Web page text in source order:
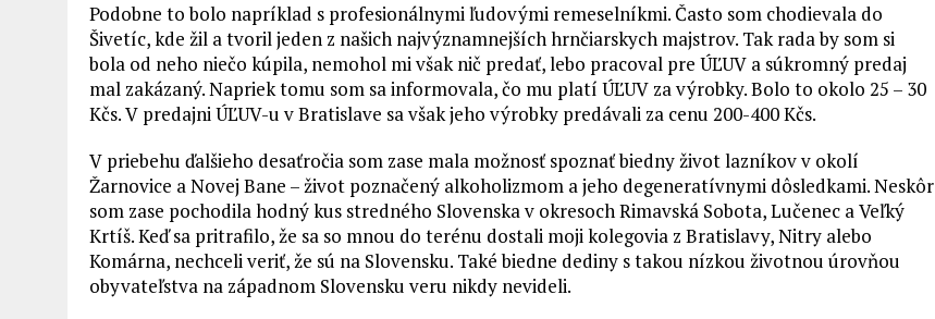
Podobne to bolo napríklad s profesionálnymi ľudovými remeselníkmi. Často som chodievala do
Šivetíc, kde žil a tvoril jeden z našich najvýznamnejších hrnčiarskych majstrov. Tak rada by som si
bola od neho niečo kúpila, nemohol mi však nič predať, lebo pracoval pre ÚĽUV a súkromný predaj
mal zakázaný. Napriek tomu som sa informovala, čo mu platí ÚĽUV za výrobky. Bolo to okolo 25 – 30
Kčs. V predajni ÚĽUV-u v Bratislave sa však jeho výrobky predávali za cenu 200-400 Kčs.
V priebehu ďalšieho desaťročia som zase mala možnosť spoznať biedny život lazníkov v okolí
Žarnovice a Novej Bane – život poznačený alkoholizmom a jeho degeneratívnymi dôsledkami. Neskôr
som zase pochodila hodný kus stredného Slovenska v okresoch Rimavská Sobota, Lučenec a Veľký
Krtíš. Keď sa pritrafilo, že sa so mnou do terénu dostali moji kolegovia z Bratislavy, Nitry alebo
Komárna, nechceli veriť, že sú na Slovensku. Také biedne dediny s takou nízkou životnou úrovňou
obyvateľstva na západnom Slovensku veru nikdy nevideli.